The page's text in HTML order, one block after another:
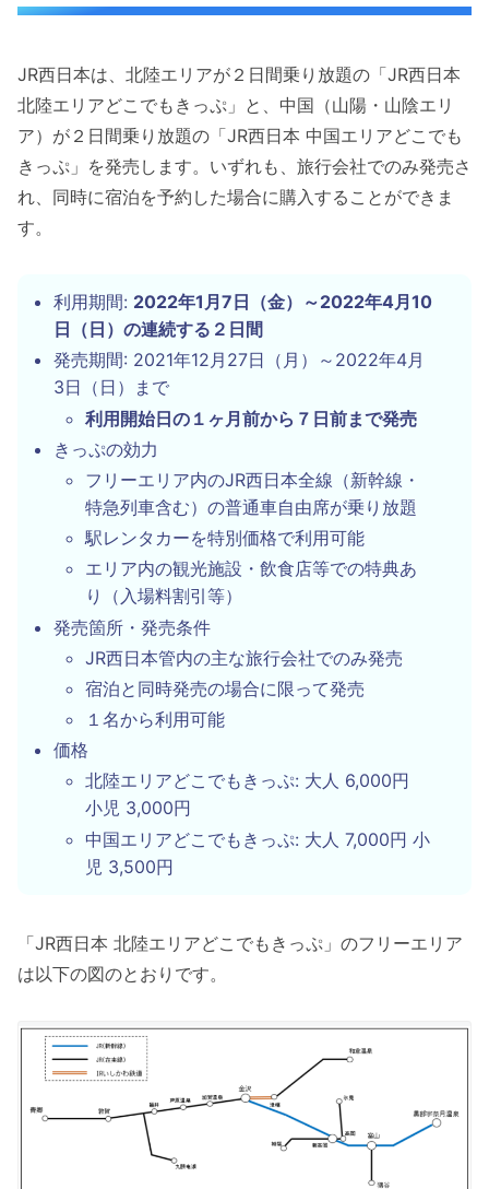
JR西日本は、北陸エリアが２日間乗り放題の「JR西日本
北陸エリアどこでもきっぷ」と、中国（山陽・山陰エリ
ア）が２日間乗り放題の「JR西日本 中国エリアどこでも
きっぷ」を発売します。いずれも、旅行会社でのみ発売さ
れ、同時に宿泊を予約した場合に購入することができま
す。
利用期間: 2022年1月7日（金）～2022年4月10
日（日）の連続する２日間
発売期間: 2021年12月27日（月）～2022年4月
3日（日）まで
利用開始日の１ヶ月前から７日前まで発売
きっぷの効力
フリーエリア内のJR西日本全線（新幹線・
特急列車含む）の普通車自由席が乗り放題
駅レンタカーを特別価格で利用可能
エリア内の観光施設・飲食店等での特典あ
り（入場料割引等）
発売箇所・発売条件
JR西日本管内の主な旅行会社でのみ発売
宿泊と同時発売の場合に限って発売
１名から利用可能
価格
北陸エリアどこでもきっぷ: 大人 6,000円
小児 3,000円
中国エリアどこでもきっぷ: 大人 7,000円 小
児 3,500円
「JR西日本 北陸エリアどこでもきっぷ」のフリーエリア
は以下の図のとおりです。